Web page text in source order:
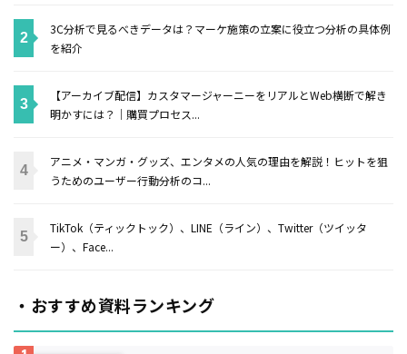
3C分析で見るべきデータは？マーケ施策の立案に役立つ分析の具体例
を紹介
【アーカイブ配信】カスタマージャーニーをリアルとWeb横断で解き
明かすには？｜購買プロセス...
アニメ・マンガ・グッズ、エンタメの人気の理由を解説！ヒットを狙
うためのユーザー行動分析のコ...
TikTok（ティックトック）、LINE（ライン）、Twitter（ツイッタ
ー）、Face...
・おすすめ資料ランキング